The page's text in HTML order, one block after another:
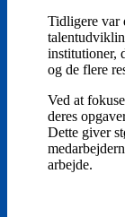
Tidligere var
institutioner,
og de flere
Ved at
deres
Dette giver
arbejde.